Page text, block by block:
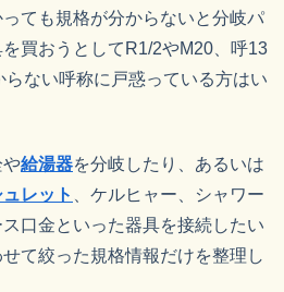
ても規格が分からないと分岐パ
買おうとしてR1/2やM20、呼13
ない呼称に戸惑っている方はい
や給湯器を分岐したり、あるいは
レット
、ケルヒャー、シャワー
口金といった器具を接続したい
て絞った規格情報だけを整理し